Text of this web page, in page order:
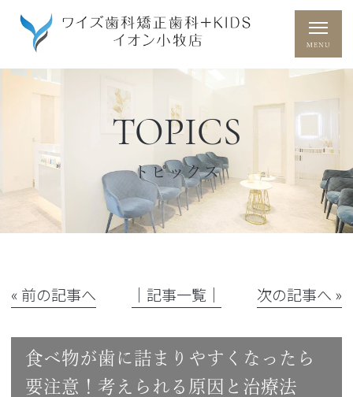
TOPICS
トピックス
« 前の記事へ │記事一覧│ 次の記事へ »
食べ物が歯に詰まりやすくなったら
要注意！考えられる原因と治療法